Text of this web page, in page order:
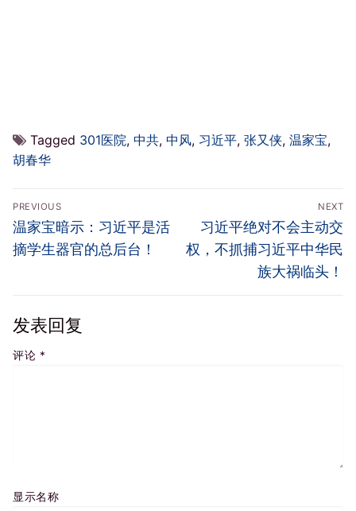
Tagged 301医院, 中共, 中风, 习近平, 张又侠, 温家宝,
胡春华
文
章
导
PREVIOUS
Previous
post:
温家宝暗示：习近平是活
摘学生器官的总后台！
NEXT
Next
post:
习近平绝对不会主动交
权，不抓捕习近平中华民
族大祸临头！
发表回复
评论 *
显示名称